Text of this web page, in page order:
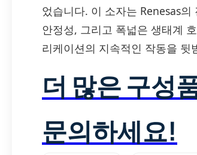
었습니다. 이 소자는 Renesas
안정성, 그리고 폭넓은 생태계
리케이션의 지속적인 작동을
더 많은 구성
문의하세요!